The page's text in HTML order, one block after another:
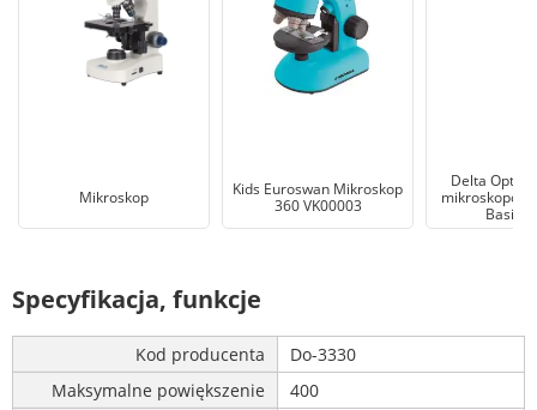
Mikroskop
Kids Euroswan Mikroskop
360 VK00003
Delta
Basic 2
Specyfikacja, funkcje
Kod producenta
Do-3330
Maksymalne powiększenie
400